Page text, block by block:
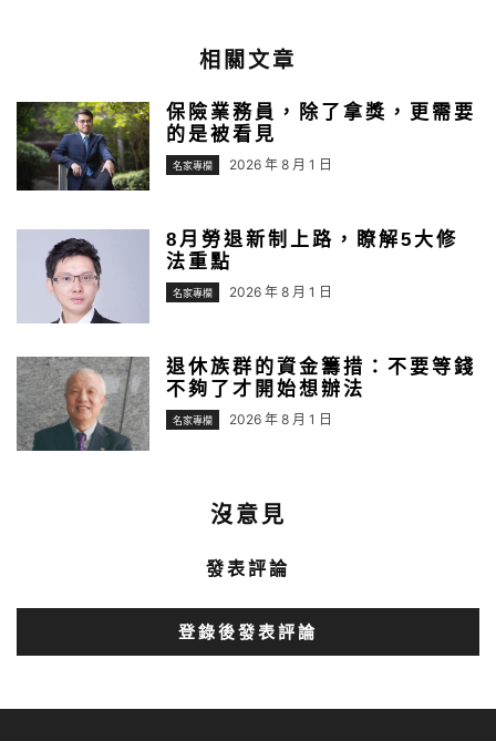
相關文章
保險業務員，除了拿獎，更需要
的是被看見
名家專欄 2026 年 8 月 1 日
8月勞退新制上路，瞭解5大修
法重點
名家專欄 2026 年 8 月 1 日
退休族群的資金籌措：不要等錢
不夠了才開始想辦法
名家專欄 2026 年 8 月 1 日
沒意見
發表評論
登錄後發表評論